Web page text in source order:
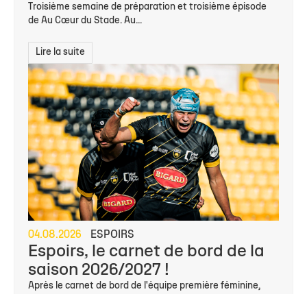
Troisième semaine de préparation et troisième épisode
de Au Cœur du Stade. Au...
Lire la suite
04.08.2026 ESPOIRS
Espoirs, le carnet de bord de la
saison 2026/2027 !
Après le carnet de bord de l'équipe première féminine,